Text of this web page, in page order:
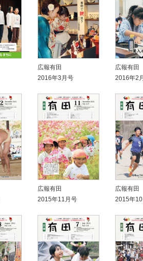
広報有田
2016年3月号
広報有田
2016年2
広報有田
2015年11月号
広報有田
2015年